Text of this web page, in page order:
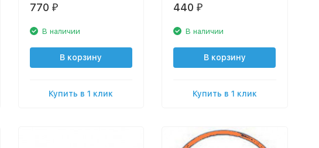
770 ₽
В наличии
В корзину
Купить в 1 клик
440 ₽
В наличии
В корзину
Купить в 1 клик